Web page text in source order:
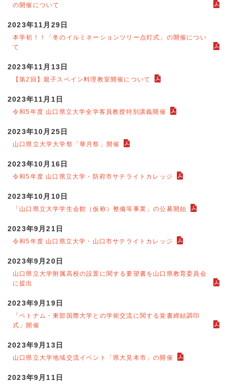
の開催について
2023年11月29日
本学初！！「冬のイルミネーションツリー点灯式」の開催につい
て
2023年11月13日
【第2回】親子スペイン料理教室開催について
2023年11月1日
令和5年度 山口県立大学全学客員教授特別講義開催
2023年10月25日
山口県立大学大学祭「華月祭」開催
2023年10月16日
令和5年度 山口県立大学・防府市サテライトカレッジ
2023年10月10日
「山口県立大学学生会館（仮称）整備等事業」の公募開始
2023年9月21日
令和5年度 山口県立大学・山口市サテライトカレッジ
2023年9月20日
山口県立大学附属高校の設置に関する要望書を山口県教育委員会
に提出
2023年9月19日
「ベトナム・東部国際大学との学術交流に関する覚書締結調印
式」開催
2023年9月13日
山口県立大学地域交流イベント「県大見本市」の開催
2023年9月11日